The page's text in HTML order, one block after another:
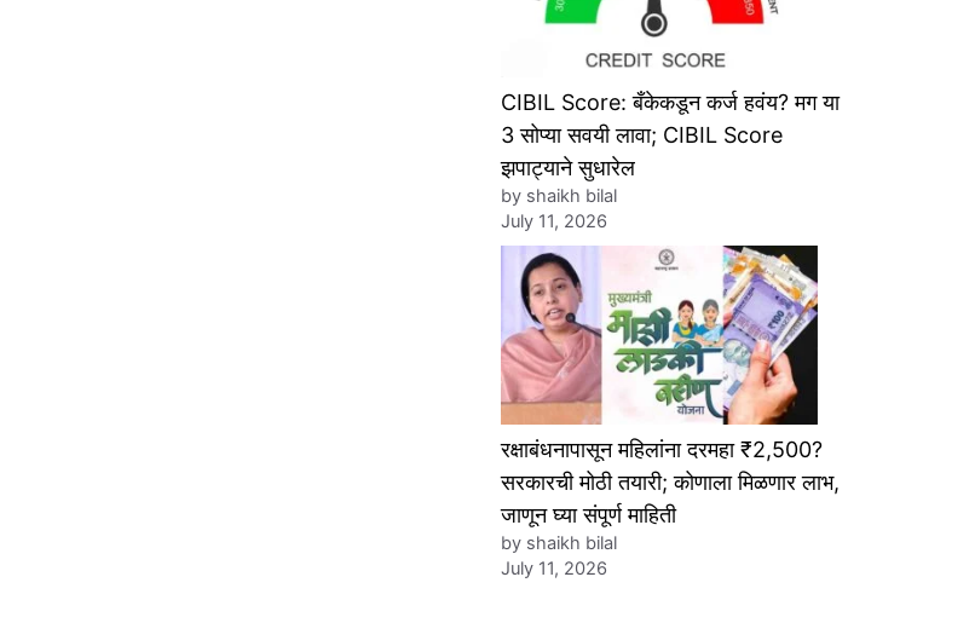
CIBIL Score: बँकेकडून कर्ज हवंय? मग या
3 सोप्या सवयी लावा; CIBIL Score
झपाट्याने सुधारेल
by shaikh bilal
July 11, 2026
रक्षाबंधनापासून महिलांना दरमहा ₹2,500?
सरकारची मोठी तयारी; कोणाला मिळणार लाभ,
जाणून घ्या संपूर्ण माहिती
by shaikh bilal
July 11, 2026